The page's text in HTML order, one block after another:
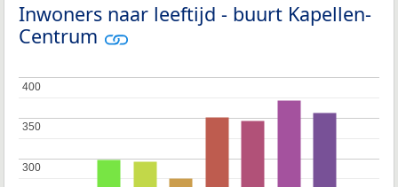
Inwoners naar leeftijd - buurt Kapellen-
Centrum
300
300
350
350
400
400